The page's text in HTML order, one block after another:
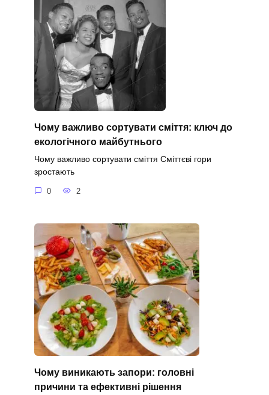
Чому важливо сортувати сміття: ключ до
екологічного майбутнього
Чому важливо сортувати сміття Сміттєві гори
зростають
0 2
Чому виникають запори: головні
причини та ефективні рішення